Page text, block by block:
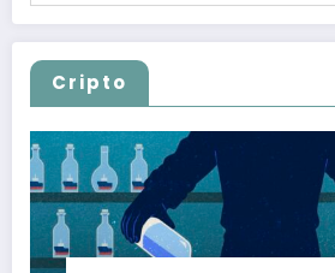
Cripto